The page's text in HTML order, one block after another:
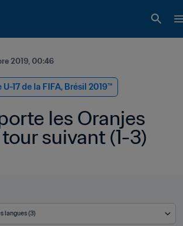
2019, 00:46
17 de la FIFA, Brésil 2019™
les Oranjes
suivant (1-3)
langues (3)